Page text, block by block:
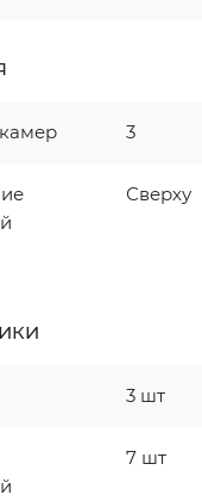
3
Сверху
3 шт
7 шт